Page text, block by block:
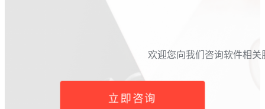
欢迎您向我们咨询软件相
立即咨询